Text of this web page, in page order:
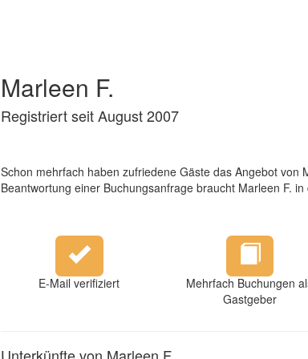
Marleen F.
Registriert seit August 2007
Schon mehrfach haben zufriedene Gäste das Angebot von
Beantwortung einer Buchungsanfrage braucht Marleen F.
E-Mail verifiziert
Mehrfach Buchungen
Gastgeber